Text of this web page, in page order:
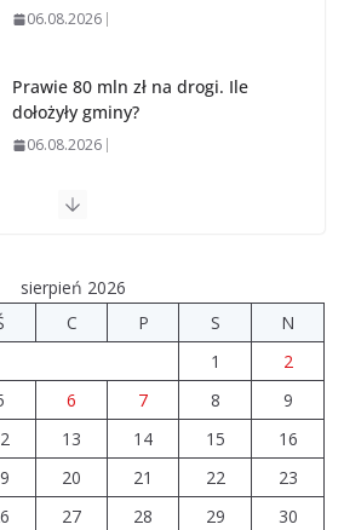
06.08.2026
Prawie 80 mln zł na drogi. Ile
dołożyły gminy?
06.08.2026
przechodzi modernizację
dyrektora szpitala. Podwyżka
problemów
Brylant dla Turku? 255. miejsce
trudno uznać za sukces
07.08.2026
sierpień 2026
C P S
N
1
2
6 7 8
9
13 14 15
16
20 21 22
23
27 28 29
30